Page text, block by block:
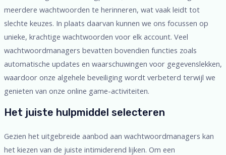
meerdere wachtwoorden te herinneren, wat vaak leidt tot
slechte keuzes. In plaats daarvan kunnen we ons focussen op
unieke, krachtige wachtwoorden voor elk account. Veel
wachtwoordmanagers bevatten bovendien functies zoals
automatische updates en waarschuwingen voor gegevenslekken,
waardoor onze algehele beveiliging wordt verbeterd terwijl we
genieten van onze online game-activiteiten.
Het juiste hulpmiddel selecteren
Gezien het uitgebreide aanbod aan wachtwoordmanagers kan
het kiezen van de juiste intimiderend lijken. Om een